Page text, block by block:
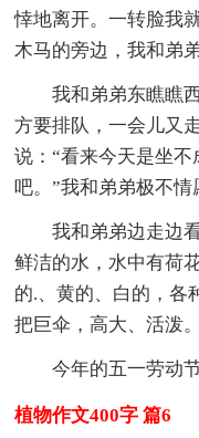
悻地离开。一转脸我
木马的旁边，我和弟
我和弟弟东瞧瞧
方要排队，一会儿又
说：“看来今天是坐
吧。”我和弟弟极不情
我和弟弟边走边
鲜洁的水，水中有荷
的.、黄的、白的，各
把巨伞，高大、活泼。
今年的五一劳动
植物作文400字 篇6